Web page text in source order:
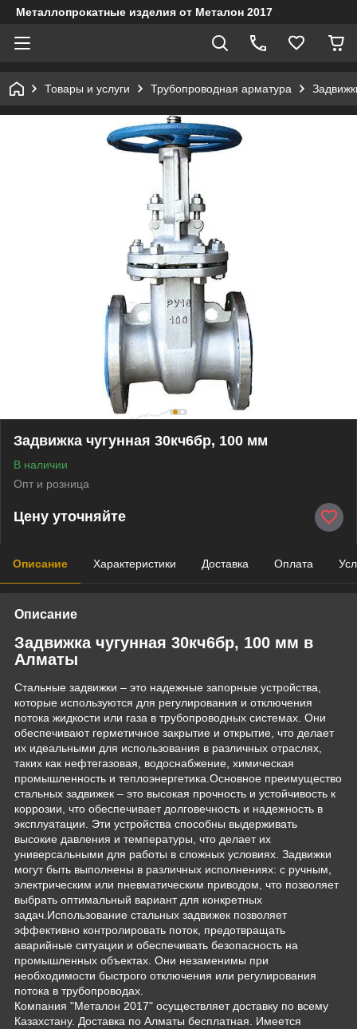
Металлопрокатные изделия от Металон 2017
Товары и услуги Трубопроводная арматура
Задвижка чугунная 30кч6бр, 100 мм
В наличии
Опт и розница
Цену уточняйте
Описание Характеристики Доставка Оплата
Описание
Задвижка чугунная 30кч6бр, 100 мм в
Алматы
Стальные задвижки – это надежные запорные устройства,
которые используются для регулирования и отключения
потока жидкости или газа в трубопроводных системах. Они
обеспечивают герметичное закрытие и открытие, что делает
их идеальными для использования в различных отраслях,
таких как нефтегазовая, водоснабжение, химическая
промышленность и теплоэнергетика.Основное преимущество
стальных задвижек – это высокая прочность и устойчивость к
коррозии, что обеспечивает долговечность и надежность в
эксплуатации. Эти устройства способны выдерживать
высокие давления и температуры, что делает их
универсальными для работы в сложных условиях. Задвижки
могут быть выполнены в различных исполнениях: с ручным,
электрическим или пневматическим приводом, что позволяет
выбрать оптимальный вариант для конкретных
задач.Использование стальных задвижек позволяет
эффективно контролировать поток, предотвращать
аварийные ситуации и обеспечивать безопасность на
промышленных объектах. Они незаменимы при
необходимости быстрого отключения или регулирования
потока в трубопроводах.
Компания "Металон 2017" осуществляет доставку по всему
Казахстану. Доставка по Алматы бесплатная. Имеется